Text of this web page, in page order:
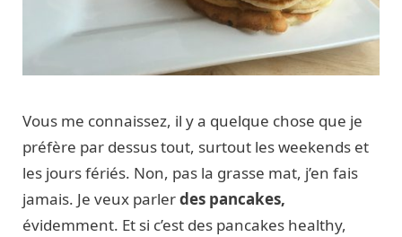
Vous me connaissez, il y a quelque chose que je
préfère par dessus tout, surtout les weekends et
les jours fériés. Non, pas la grasse mat, j’en fais
jamais. Je veux parlerdes pancakes,
évidemment. Et si c’est des pancakes healthy,